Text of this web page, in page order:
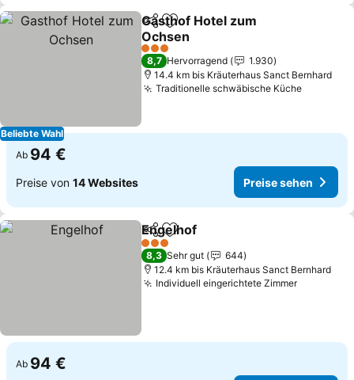
Beliebte Wahl
TeilenZu Favoriten hinzufügen
Gasthof Hotel zum
Ochsen
Preise sehen
3 Sterne
8,7 Hervorragend
1.930
14.4 km bis Kräuterhaus Sanct Bernhard
Traditionelle schwäbische KüchePreise
Ab 94 €
Preise von 14 Websites Preise sehen
TeilenZu Favoriten hinzufügen
Engelhof
3 Sterne
8,3 Sehr gut
644
12.4 km bis Kräuterhaus Sanct Bernhard
Individuell eingerichtete ZimmerPreise
Ab 94 €